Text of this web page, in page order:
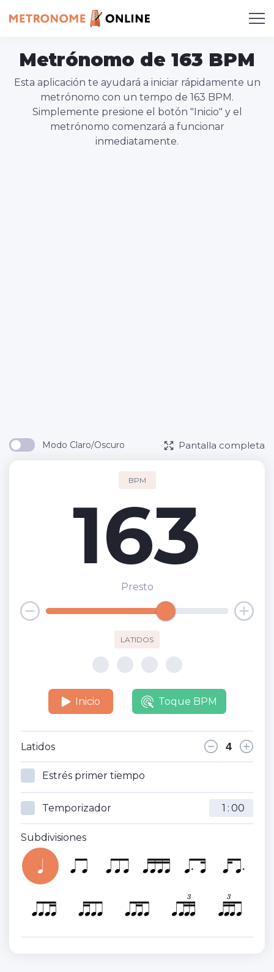
Metrónomo de 163 BPM
Esta aplicación te ayudará a iniciar rápidamente un
metrónomo con un tempo de 163 BPM.
Simplemente presione el botón "Inicio" y el
metrónomo comenzará a funcionar
inmediatamente.
Modo Claro/Oscuro Pantalla completa
BPM
163
Presto
LATIDOS
Inicio Toque BPM
Latidos
Estrés primer tiempo
Temporizador :
Subdivisiones